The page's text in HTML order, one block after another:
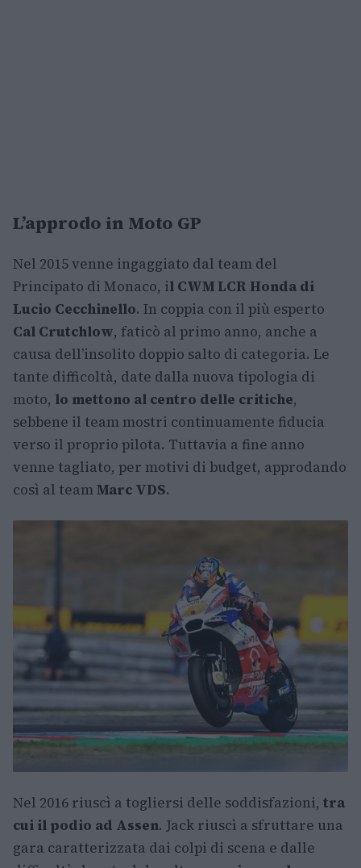
L’approdo in Moto GP
Nel 2015 venne ingaggiato dal team del
Principato di Monaco, il CWM LCR Honda di
Lucio Cecchinello. In coppia con il più esperto
Cal Crutchlow, faticò al primo anno, anche a
causa dell’insolito doppio salto di categoria. Le
tante difficoltà, date dalla nuova tipologia di
moto, lo mettono al centro delle critiche,
sebbene il team mostri continuamente fiducia
verso il proprio pilota. Tuttavia a fine anno
venne tagliato, per motivi di budget, approdando
così al teamMarc VDS.
Nel 2016 riuscì a togliersi delle soddisfazioni, tra
cui il podio ad Assen. Jack riuscì a sfruttare una
gara caratterizzata dai colpi di scena e dalle